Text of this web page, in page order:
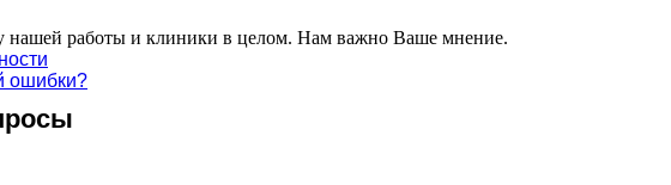
нашей работы и клиники в целом. Нам важно Ваше мнение.
ошибки?